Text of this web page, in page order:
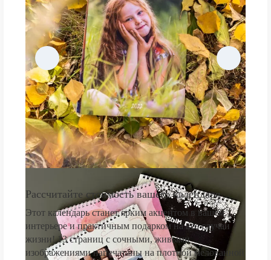
Рассчитайте стоимость вашего календаря
Этот календарь станет ярким акцентом в вашем
интерьере и практичным подарком на все случаи
жизни! 13 страниц с сочными, живыми
изображениями напечатаны на плотной мелованной